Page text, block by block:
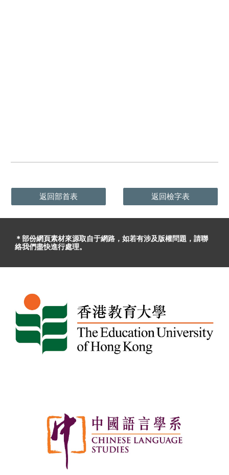
返回部首表 返回檢字表
＊部份網頁素材來源取自于網路，如若有涉及版權問題 ，請聯
絡我們盡快進行處理。